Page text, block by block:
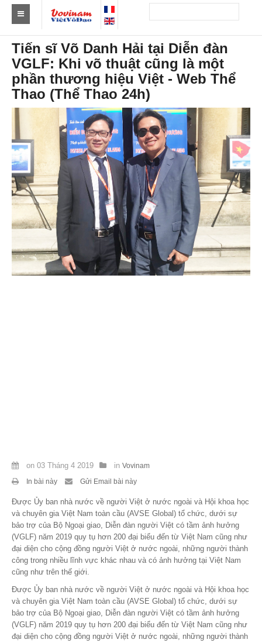
Tìm Clb Vovinam
Châu Á
Châu Âu
Châu Mỹ
Châu Phi
Châu Úc
Tin tức
Sự kiện
Theo Huy chương
Tiến sĩ Võ Danh Hải tại Diễn đàn
VGLF: Khi võ thuật cũng là một
phần thương hiệu Việt - Web Thể
Thao (Thể Thao 24h)
on 03 Tháng 4 2019 in Vovinam
In bài này
Gửi Email bài này
Được Ủy ban nhà nước về người Việt ở nước ngoài và Hội khoa học
và chuyên gia Việt Nam toàn cầu (AVSE Global) tổ chức, dưới sự
bảo trợ của Bộ Ngoại giao, Diễn đàn người Việt có tầm ảnh hưởng
(VGLF) năm 2019 quy tụ hơn 200 đại biểu đến từ Việt Nam cũng như
đại diện cho cộng đồng người Việt ở nước ngoài, những người thành
công trong nhiều lĩnh vực khác nhau và có ảnh hưởng tại Việt Nam
cũng như trên thế giới.
Được Ủy ban nhà nước về người Việt ở nước ngoài và Hội khoa học
và chuyên gia Việt Nam toàn cầu (AVSE Global) tổ chức, dưới sự
bảo trợ của Bộ Ngoại giao, Diễn đàn người Việt có tầm ảnh hưởng
(VGLF) năm 2019 quy tụ hơn 200 đại biểu đến từ Việt Nam cũng như
đại diện cho cộng đồng người Việt ở nước ngoài, những người thành